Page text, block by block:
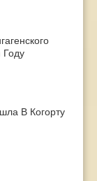
В Когорту